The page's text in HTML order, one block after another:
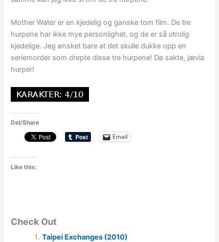
Mother Water er en kjedelig og ganske tom film. De tre
hurpene har ikke mye personlighet, og de er så utrolig
kjedelige. Jeg ønsket bare at det skulle dukke opp en
seriemorder som drepte disse tre hurpene! Dø sakte, jævla
hurper!
Del/Share
Email
Like this:
Check Out
Taipei Exchanges (2010)